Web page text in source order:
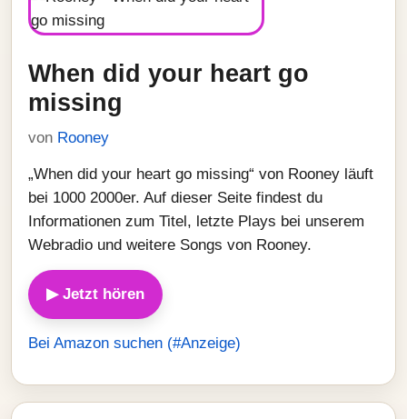
When did your heart go
missing
von Rooney
„When did your heart go missing“ von Rooney läuft
bei 1000 2000er. Auf dieser Seite findest du
Informationen zum Titel, letzte Plays bei unserem
Webradio und weitere Songs von Rooney.
▶ Jetzt hören
Bei Amazon suchen (#Anzeige)